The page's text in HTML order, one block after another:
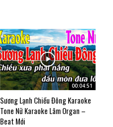
00:04:51
Sương Lạnh Chiều Đông Karaoke
Tone Nữ Karaoke Lâm Organ –
Beat Mới